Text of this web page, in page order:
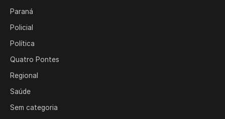
Paraná
Policial
Política
Quatro Pontes
Regional
Saúde
Sem categoria